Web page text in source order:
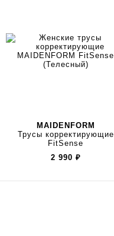
MAIDENFORM
Трусы корректирующие
FitSense
2 990 ₽